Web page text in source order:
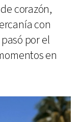
corazón,
con
por el
en